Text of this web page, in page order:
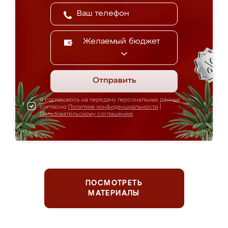
Желаемый бюджет
Отправить
Я соглашаюсь на передачу персональных данных
согласно Политике конфиденциальности
Пользовательскому соглашению
ПОСМОТРЕТЬ
МАТЕРИАЛЫ